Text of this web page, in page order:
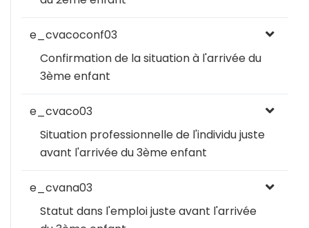
e_cvacoconf03
Confirmation de la situation à l'arrivée du
3ème enfant
e_cvaco03
Situation professionnelle de l'individu juste
avant l'arrivée du 3ème enfant
e_cvana03
Statut dans l'emploi juste avant l'arrivée